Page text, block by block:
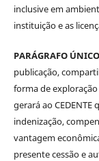
inclusive em
instituição e as
PARÁGRAFO
publicação,
forma de
gerará ao
indenização,
vantagem
presente cessão e